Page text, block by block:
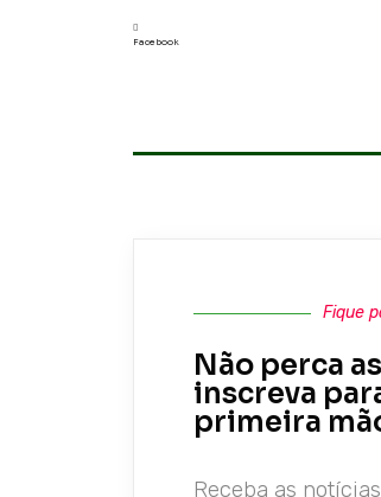
Facebook
Fique
Não perca
inscreva
primeira
Receba as